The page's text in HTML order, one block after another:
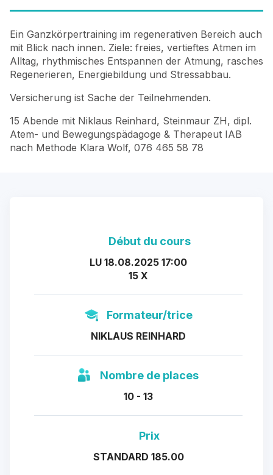
Ein Ganzkörpertraining im regenerativen Bereich auch
mit Blick nach innen. Ziele: freies, vertieftes Atmen im
Alltag, rhythmisches Entspannen der Atmung, rasches
Regenerieren, Energiebildung und Stressabbau.
Versicherung ist Sache der Teilnehmenden.
15 Abende mit Niklaus Reinhard, Steinmaur ZH, dipl.
Atem- und Bewegungspädagoge & Therapeut IAB
nach Methode Klara Wolf, 076 465 58 78
Début du cours
LU 18.08.2025 17:00
15 X
Formateur/trice
NIKLAUS REINHARD
Nombre de places
10 - 13
Prix
STANDARD 185.00